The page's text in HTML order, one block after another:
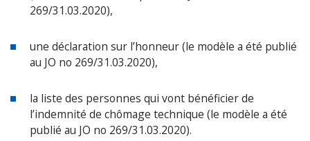
269/31.03.2020),
une déclaration sur l’honneur (le modèle a été publié
au JO no 269/31.03.2020),
la liste des personnes qui vont bénéficier de
l’indemnité de chômage technique (le modèle a été
publié au JO no 269/31.03.2020).